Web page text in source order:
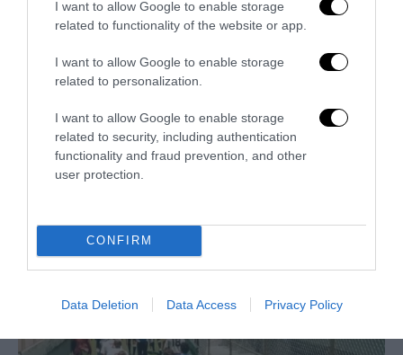
I want to allow Google to enable storage
related to functionality of the website or app.
I want to allow Google to enable storage
related to personalization.
I want to allow Google to enable storage
related to security, including authentication
functionality and fraud prevention, and other
user protection.
CONFIRM
Data Deletion Data Access Privacy Policy
18 Luglio 2026